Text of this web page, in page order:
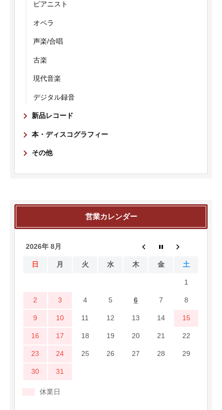
ピアニスト
オペラ
声楽/合唱
古楽
現代音楽
デジタル録音
新品レコード
本・ディスコグラフィー
その他
営業カレンダー
2026年 8月
日 月 火 水 木 金 土
1
2 3 4 5 6 7 8
9 10 11 12 13 14 15
16 17 18 19 20 21 22
23 24 25 26 27 28 29
30 31
休業日